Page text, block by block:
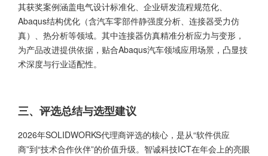
其获奖案例涵盖电气设计标准化、企业研发流程规范化、
Abaqus结构优化（含汽车零部件静强度分析、连接器受力仿
真）、热分析等领域。其中连接器仿真精准分析应力与变形，
为产品改进提供依据，贴合Abaqus汽车领域应用场景，凸显技
术深度与行业适配性。
三、评选总结与选型建议
2026年SOLIDWORKS代理商评选的核心，是从“软件供应
商”到“技术合作伙伴”的价值升级。智诚科技ICT在年会上的亮眼